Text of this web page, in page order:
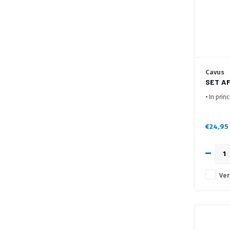
Cavus
SET
[4X]
• In
•
€24,95